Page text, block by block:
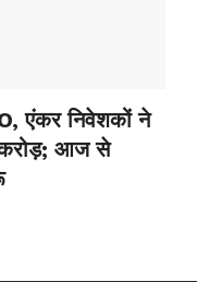
एंकर निवेशकों ने
आज से